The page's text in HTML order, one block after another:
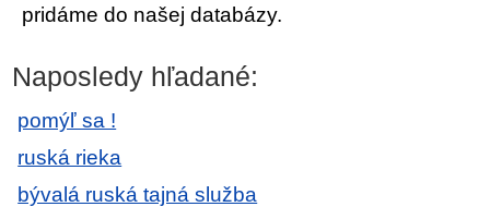
pridáme do našej databázy.
Naposledy hľadané:
pomýľ sa !
ruská rieka
bývalá ruská tajná služba